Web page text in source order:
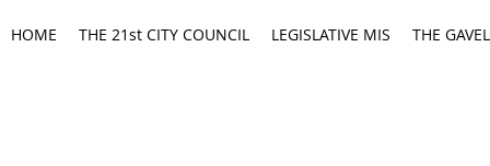
HOME THE 21st CITY COUNCIL LEGISLATIVE MIS THE GAVEL